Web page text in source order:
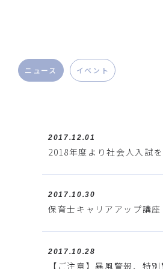
ニュース イベント
2017.12.01
2018年度より社会人入試
2017.10.30
保育士キャリアアップ講座
2017.10.28
【ご注意】暴風警報、特